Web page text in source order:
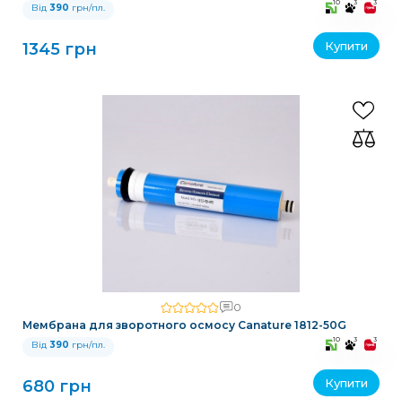
Від 390 грн/пл. 10 3 3
1345 грн Купити
0
Мембрана для зворотного осмосу Canature 1812-50G
Від 390 грн/пл. 10 3 3
680 грн Купити